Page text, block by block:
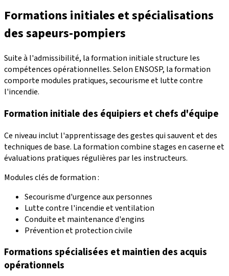
Formations initiales et spécialisations
des sapeurs-pompiers
Suite à l'admissibilité, la formation initiale structure les
compétences opérationnelles. Selon ENSOSP, la formation
comporte modules pratiques, secourisme et lutte contre
l'incendie.
Formation initiale des équipiers et chefs d'équipe
Ce niveau inclut l'apprentissage des gestes qui sauvent et des
techniques de base. La formation combine stages en caserne et
évaluations pratiques régulières par les instructeurs.
Modules clés de formation :
Secourisme d'urgence aux personnes
Lutte contre l'incendie et ventilation
Conduite et maintenance d'engins
Prévention et protection civile
Formations spécialisées et maintien des acquis
opérationnels